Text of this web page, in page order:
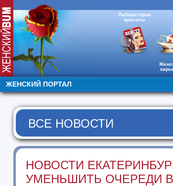
Лаборатория
красоты
ЖЕНСКИЙ ПОРТАЛ
ВСЕ НОВОСТИ
НОВОСТИ
УМЕНЬШИТЬ ОЧЕРЕДИ